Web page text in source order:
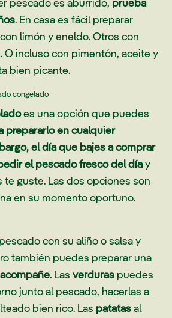
pescado es aburrido, prueba
. En casa es fácil preparar
limón y eneldo. Otros con
O incluso con pimentón, aceite y
bien picante.
congelado
es una opción que puedes
prepararlo en cualquier
el día que bajes a comprar
el pescado fresco del díay
te guste. Las dos opciones son
en su momento oportuno.
con su aliño o salsa y
también puedes preparar una
. Lasverduras puedes
junto al pescado, hacerlas a
bien rico. Las patatasal